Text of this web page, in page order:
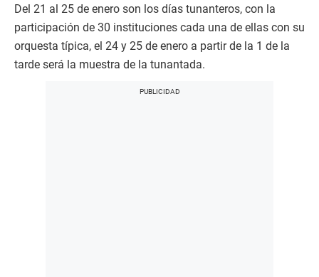
Del 21 al 25 de enero son los días tunanteros, con la
participación de 30 instituciones cada una de ellas con su
orquesta típica, el 24 y 25 de enero a partir de la 1 de la
tarde será la muestra de la tunantada.